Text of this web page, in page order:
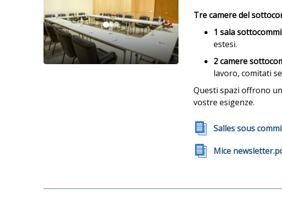
Tre camere del
1 sala
estesi.
2 camere
lavoro, comitati
Questi spazi offrono
vostre esigenze.
Salles sous
Mice